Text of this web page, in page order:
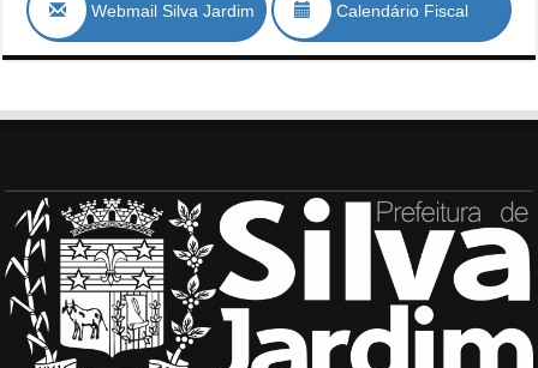
Webmail Silva Jardim Calendário Fiscal